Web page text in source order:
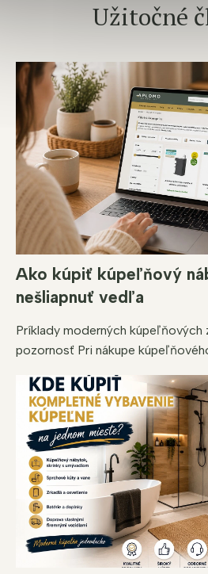
Užitočné
Ako kúpiť kúpeľňový
nešliapnuť vedľa
Príklady moderných
pozornosť Pri nákupe